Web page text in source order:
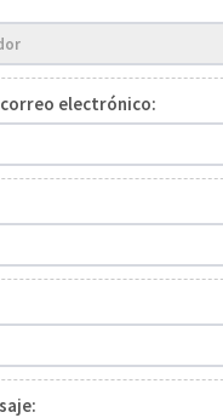
electrónico: